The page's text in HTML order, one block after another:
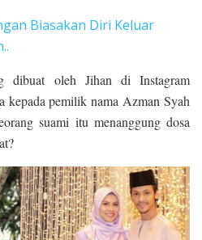
Biasakan Diri Keluar
dibuat oleh Jihan di Instagram
kepada pemilik nama Azman Syah
suami itu menanggung dosa